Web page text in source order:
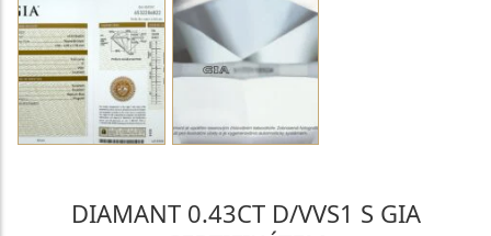
DIAMANT 0.43CT D/VVS1 S GIA